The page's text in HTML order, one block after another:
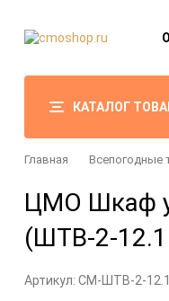
КАТАЛОГ
Главная Всепогодные
ЦМО Шкаф
(ШТВ-2-
Артикул: CM-ШТВ-2-